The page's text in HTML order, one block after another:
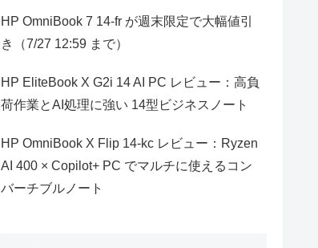
HP OmniBook 7 14-fr が週末限定で大幅値引
き（7/27 12:59 まで）
HP EliteBook X G2i 14 AI PC レビュー：高負
荷作業とAI処理に強い 14型ビジネスノート
HP OmniBook X Flip 14-kc レビュー：Ryzen
AI 400 × Copilot+ PC でマルチに使えるコン
バーチブルノート